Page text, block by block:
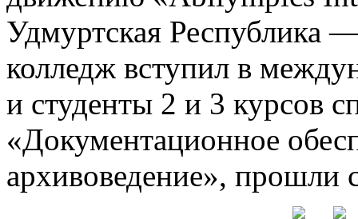
Удмуртская Республика
колледж вступил в
и студенты 2 и 3 курсов
«Документационное
архивоведение», прошли